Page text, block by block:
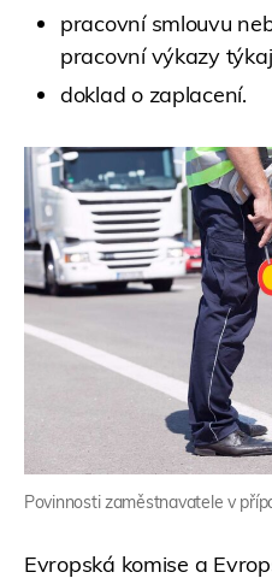
pracovní smlouvu
pracovní výkazy
doklad o zaplacení.
Povinnosti zaměstnavatele v
Evropská komise a